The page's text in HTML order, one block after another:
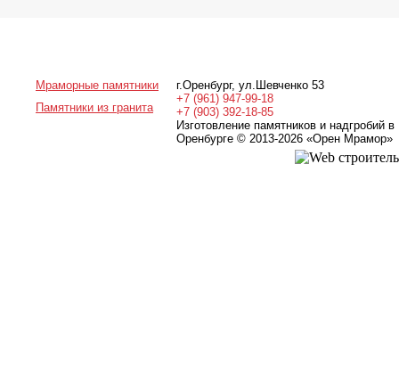
Мраморные памятники
Памятники из гранита
г.Оренбург, ул.Шевченко 53
+7 (961) 947-99-18
+7 (903) 392-18-85
Изготовление памятников и надгробий в
Оренбурге © 2013-2026 «Орен Мрамор»